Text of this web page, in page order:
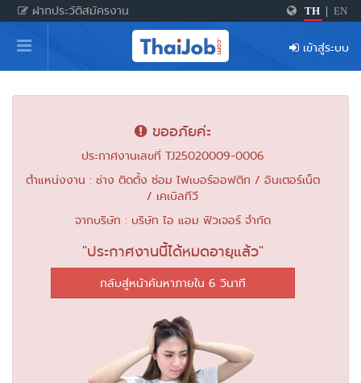
ฝากประวัติสมัครงาน TH EN
หน้าหลัก
ผู้สมัครงาน: เข้าสู่ระบบ
ฝากประวัติสมัครงาน
สำหรับผู้ประกอบการ
เข้าสู่ระบบ
ขออภัยค่ะ
ประกาศงานเลขที่ TJ25020009-0006
ตำแหน่งงาน : ช่าง ติดตั้ง ซ่อม ไฟเบอร์ออฟติก / อินเตอร์เน็ต
/ เคเบิลทีวี
จากบริษัท : บริษัท ไอ แอม ฟิวเจอร์ จำกัด
"ประกาศงานนี้ได้หมดอายุแล้ว"
กลับสู่หน้าค้นหาภายใน 6 วินาที